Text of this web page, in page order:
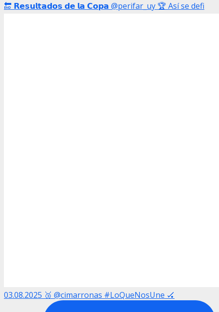
🔚 𝗥𝗲𝘀𝘂𝗹𝘁𝗮𝗱𝗼𝘀 𝗱𝗲 𝗹𝗮 𝗖𝗼𝗽𝗮 @perifar_uy 🏆 Así se defi
03.08.2025 🥉 @cimarronas #LoQueNosUne 🏑